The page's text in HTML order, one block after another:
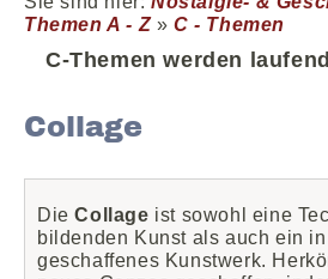
Themen A - Z»C - Themen
C-Themen werden
Collage
DieCollage ist sowohl eine
bildenden Kunst als auch ein
geschaffenes Kunstwerk.